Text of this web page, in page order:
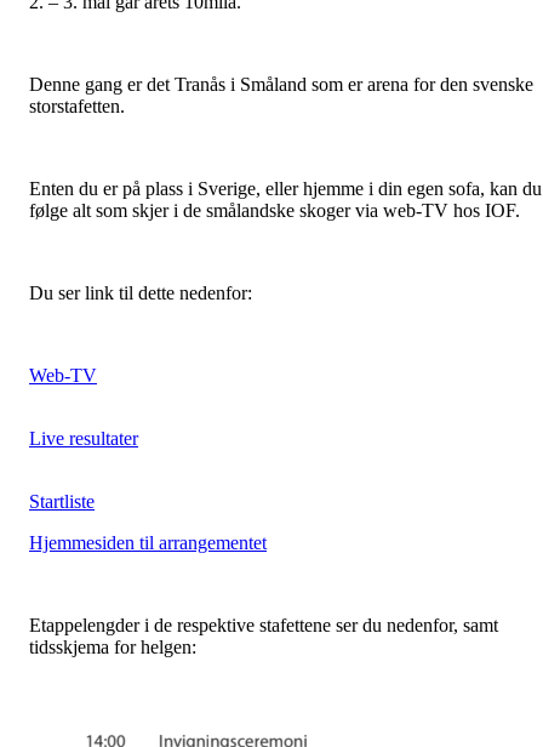
Denne gang er det Tranås i Småland som er arena for den svenske
storstafetten.
Enten du er på plass i Sverige, eller hjemme i din egen sofa, kan du
følge alt som skjer i de smålandske skoger via web-TV hos IOF.
Du ser link til dette nedenfor:
Web-TV
Live resultater
Startliste
Hjemmesiden til arrangementet
Etappelengder i de respektive stafettene ser du nedenfor, samt
tidsskjema for helgen: